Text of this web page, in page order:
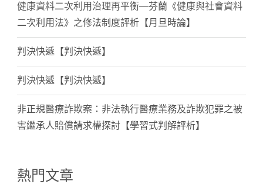
健康資料二次利用治理再平衡—芬蘭《健康與社會資料
二次利用法》之修法制度評析【月旦時論】
判決快遞【判決快遞】
判決快遞【判決快遞】
非正規醫療詐欺案：非法執行醫療業務及詐欺犯罪之被
害繼承人賠償請求權探討【學習式判解評析】
熱門文章